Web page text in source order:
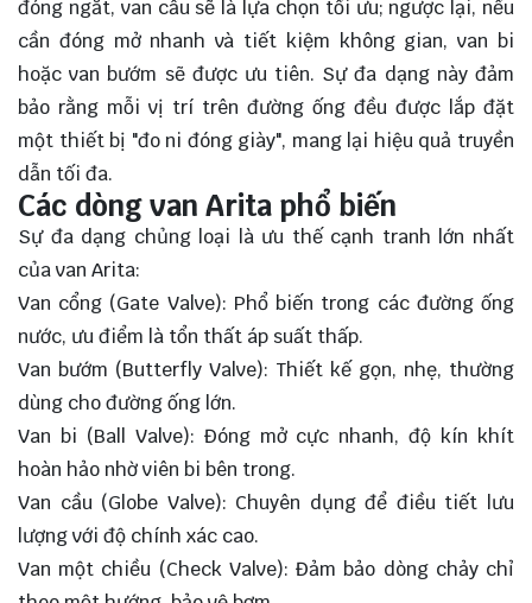
đóng ngắt, van cầu sẽ là lựa chọn tối ưu; ngược lại, nếu
cần đóng mở nhanh và tiết kiệm không gian, van bi
hoặc van bướm sẽ được ưu tiên. Sự đa dạng này đảm
bảo rằng mỗi vị trí trên đường ống đều được lắp đặt
một thiết bị "đo ni đóng giày", mang lại hiệu quả truyền
dẫn tối đa.
Các dòng van Arita phổ biến
Sự đa dạng chủng loại là ưu thế cạnh tranh lớn nhất
của van Arita:
Van cổng (Gate Valve): Phổ biến trong các đường ống
nước, ưu điểm là tổn thất áp suất thấp.
Van bướm (Butterfly Valve): Thiết kế gọn, nhẹ, thường
dùng cho đường ống lớn.
Van bi (Ball Valve): Đóng mở cực nhanh, độ kín khít
hoàn hảo nhờ viên bi bên trong.
Van cầu (Globe Valve): Chuyên dụng để điều tiết lưu
lượng với độ chính xác cao.
Van một chiều (Check Valve): Đảm bảo dòng chảy chỉ